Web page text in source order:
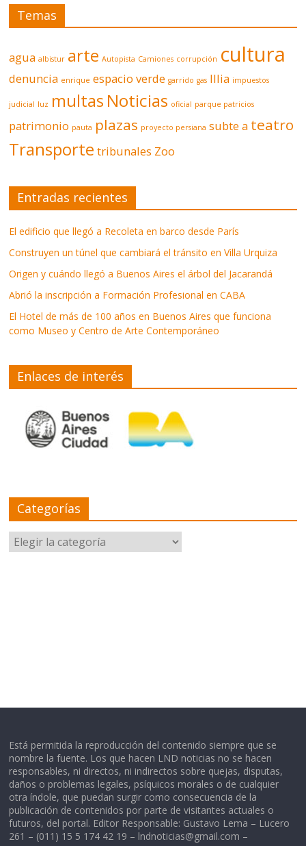
Temas
agua albistur arte Autopista Camiones corrupción cultura
denuncia enrique espacio verde garrido gas Illia impuestos
judicial luz multas Noticias oficial parque patricios
patrimonio pauta plazas proyecto persiana subte a teatro
Transporte tribunales Zoo
Entradas recientes
El edificio que llegó a Recoleta en barco desde París
Construyen un túnel que cambiará el tránsito en Villa Urquiza
Origen y cuándo llegó a Buenos Aires el árbol del Jacarandá
Abrió la inscripción a Formación Profesional en CABA
El Hotel de más de 100 años en Buenos Aires que funciona
como Museo y Centro de Arte Contemporáneo
Enlaces de interés
Categorías
Categorías
Está permitida la reproducción del contenido siempre que se
nombre la fuente. Los que hacen LND noticias no se hacen
responsables, ni directos, ni indirectos sobre quejas, disputas,
daños o problemas legales, psíquicos morales o de cualquier
otra índole, que puedan surgir como consecuencia de la
publicación de contenidos por parte de visitantes actuales o
futuros, del portal. Editor Responsable: Gustavo Lema – Lucero
261 – (011) 15 5 174 42 19 – lndnoticias@gmail.com –